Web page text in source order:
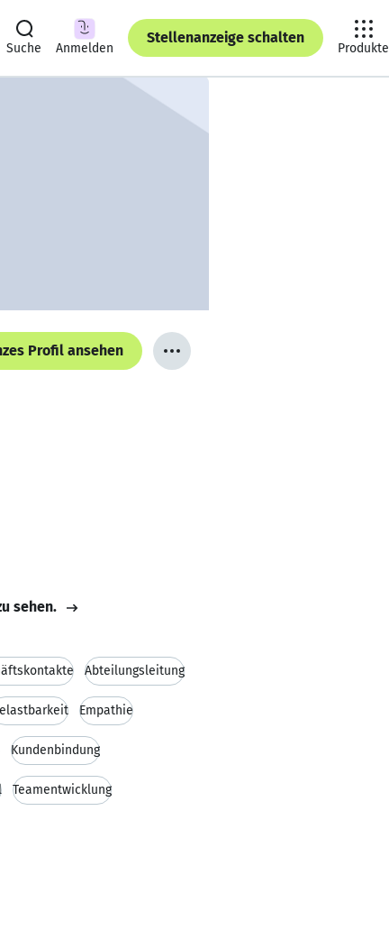
Suche Anmelden
Stellenanzeige schalten
Produkte
Profil ansehen
sehen.
Abteilungsleitung
Empathie
Kundenbindung
Teamentwicklung